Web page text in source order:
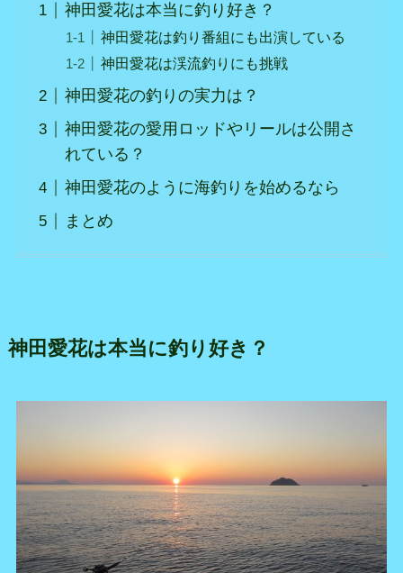
神田愛花は本当に釣り好き？
神田愛花は釣り番組にも出演している
神田愛花は渓流釣りにも挑戦
神田愛花の釣りの実力は？
神田愛花の愛用ロッドやリールは公開さ
れている？
神田愛花のように海釣りを始めるなら
まとめ
神田愛花は本当に釣り好き？